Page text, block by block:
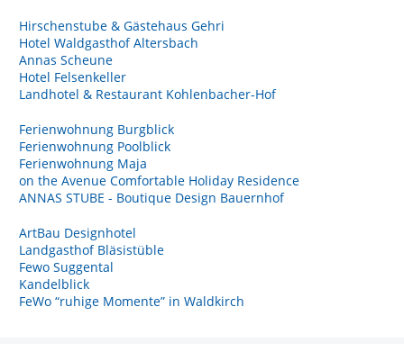
Hirschenstube & Gästehaus Gehri
Hotel Waldgasthof Altersbach
Annas Scheune
Hotel Felsenkeller
Landhotel & Restaurant Kohlenbacher-Hof
Ferienwohnung Burgblick
Ferienwohnung Poolblick
Ferienwohnung Maja
on the Avenue Comfortable Holiday Residence
ANNAS STUBE - Boutique Design Bauernhof
ArtBau Designhotel
Landgasthof Bläsistüble
Fewo Suggental
Kandelblick
FeWo “ruhige Momente” in Waldkirch